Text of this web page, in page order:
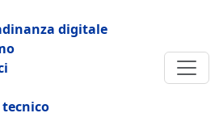
principale
digitale